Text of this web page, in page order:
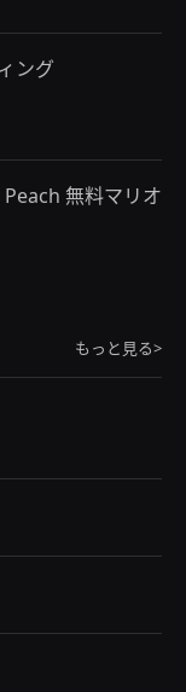
ング
Peach 無料マリオ
もっと見る>